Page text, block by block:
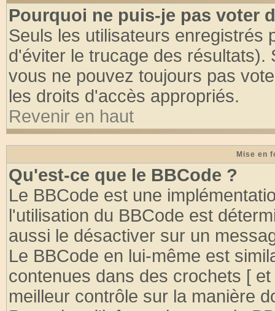
Pourquoi ne puis-je pas voter
Seuls les utilisateurs enregistrés
d'éviter le trucage des
vous ne pouvez toujours pas
les droits d'accès appropriés.
Revenir en haut
Mise en
Qu'est-ce que le BBCode ?
Le BBCode est une
l'utilisation du BBCode est
aussi le désactiver sur un
Le BBCode en lui-même est
contenues dans des crochets [
meilleur contrôle sur la manière